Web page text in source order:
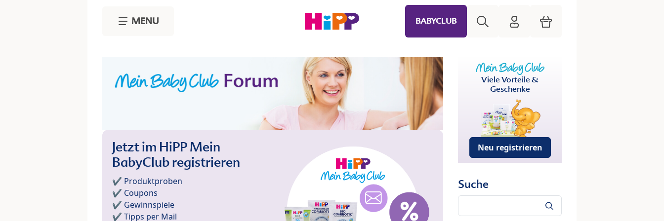
MENU BABYCLUB HiPP Mein Babyclub
Warenkorb
Jetzt im HiPP Mein
BabyClub registrieren
✔️ Produktproben
✔️ Coupons
✔️ Gewinnspiele
✔️ Tipps per Mail
Viele Vorteile &
Geschenke
Neu registrieren
Suche